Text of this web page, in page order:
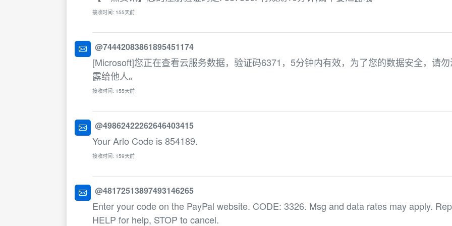
接收时间: 155天前
@74442083861895451174
[Microsoft]您正在查看云服务数据，验证码6371，5分钟内有效，为了您的数据安全，请
露给他人。
接收时间: 155天前
@49862422262646403415
Your Arlo Code is 854189.
接收时间: 159天前
@48172513897493146265
Enter your code on the PayPal website. CODE: 3326. Msg and data rates may apply.
HELP for help, STOP to cancel.